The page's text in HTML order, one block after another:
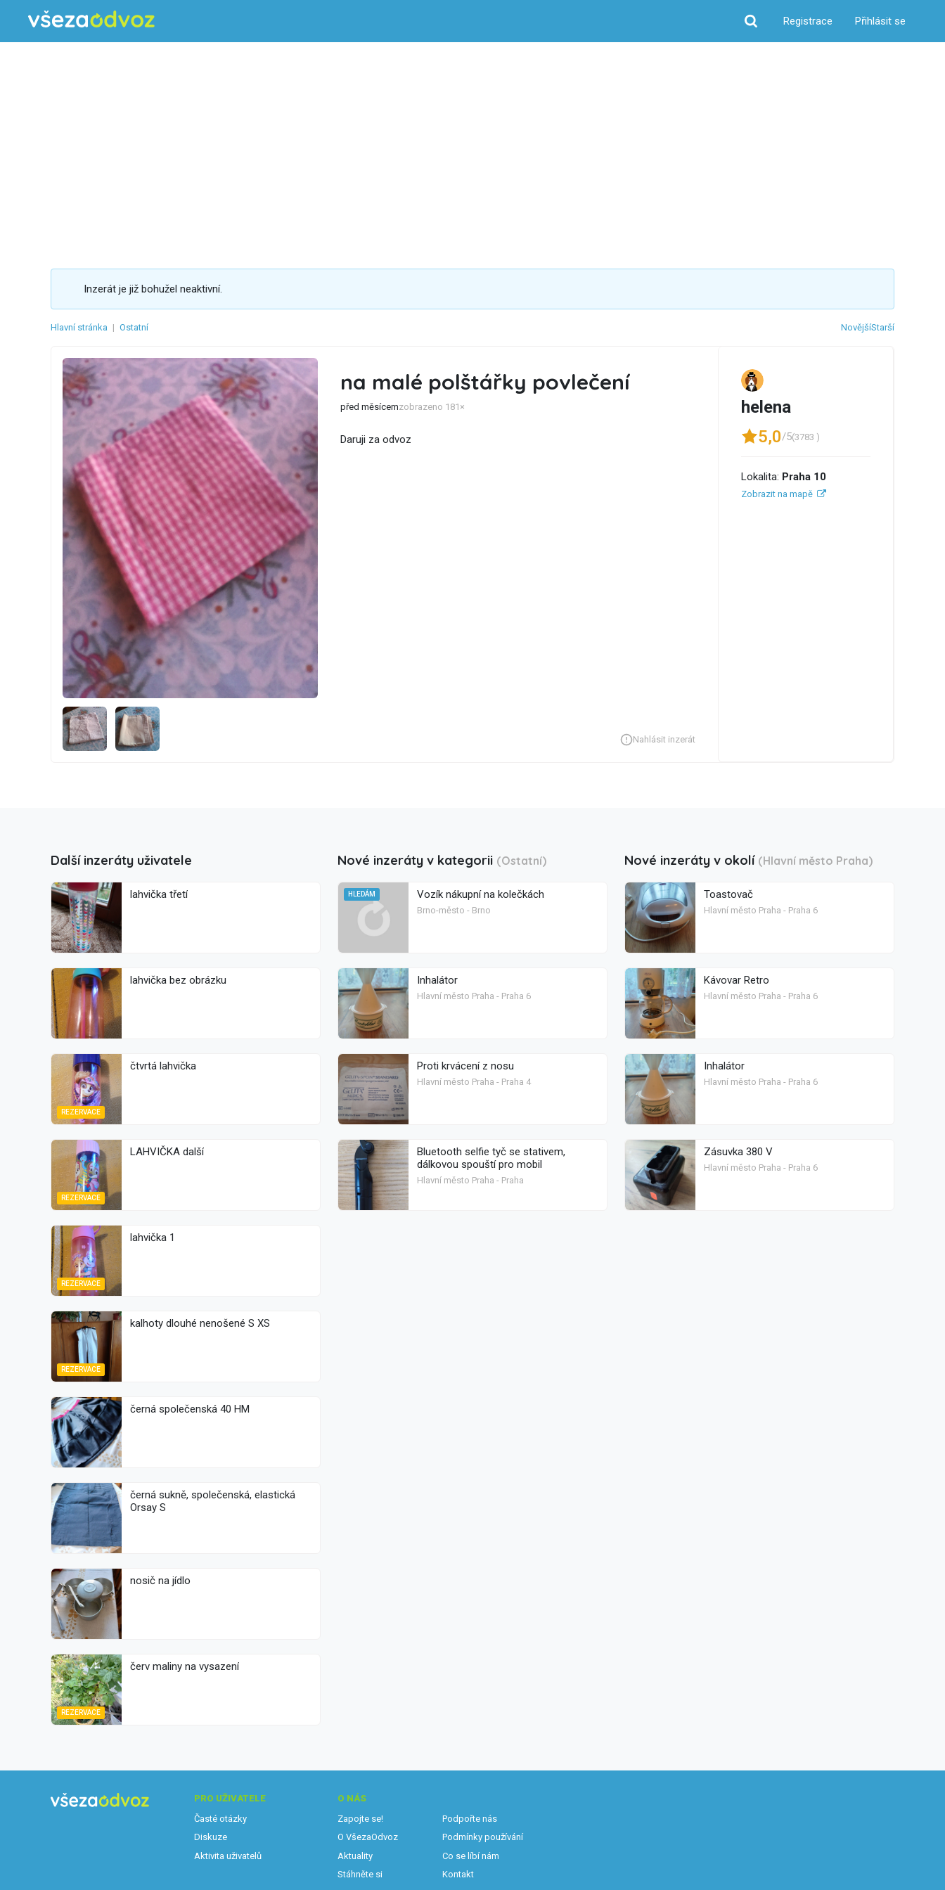
Hledat
Registrace Přihlásit se
Inzerát je již bohužel neaktivní.
Hlavní stránka | Ostatní NovějšíStarší
na malé polštářky povlečení
před měsícemzobrazeno 181×
Daruji za odvoz
Nahlásit inzerát
helena
5,0/5(3783 )
Lokalita: Praha 10
Zobrazit na mapě
Další inzeráty uživatele
lahvička třetí
lahvička bez obrázku
REZERVACE
čtvrtá lahvička
REZERVACE
LAHVIČKA další
REZERVACE
lahvička 1
REZERVACE
kalhoty dlouhé nenošené S XS
černá společenská 40 HM
černá sukně, společenská, elastická
Orsay S
nosič na jídlo
REZERVACE
červ maliny na vysazení
Nové inzeráty v kategorii (Ostatní)
HLEDÁM Vozík nákupní na kolečkách
Brno-město - Brno
Inhalátor
Hlavní město Praha - Praha 6
Proti krvácení z nosu
Hlavní město Praha - Praha 4
Bluetooth selfie tyč se stativem,
dálkovou spouští pro mobil
Hlavní město Praha - Praha
Nové inzeráty v okolí (Hlavní město Praha)
Toastovač
Hlavní město Praha - Praha 6
Kávovar Retro
Hlavní město Praha - Praha 6
Inhalátor
Hlavní město Praha - Praha 6
Zásuvka 380 V
Hlavní město Praha - Praha 6
PRO UŽIVATELE
Časté otázky
Diskuze
Aktivita uživatelů
O NÁS
Zapojte se!
O VšezaOdvoz
Aktuality
Stáhněte si
Podpořte nás
Podmínky používání
Co se líbí nám
Kontakt